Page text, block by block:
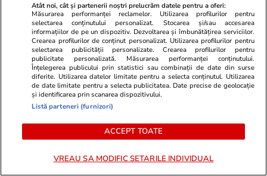
Andreea Ibacka a izbucnit în
plâns! Ce a emoționat-o până la
lacrimi pe vedetă: „Nu-mi mai e
rușine să fiu vulnerabilă”
Zodia care
lacrimi
acest nativ
POLITIC
Exclusiv
Ilie Bolojan a vorbit într-o sală
aproape goală după ședința de
Atât noi, cât și partenerii noștri prelucrăm datele pentru a oferi:
Măsurarea performanței reclamelor. Utilizarea profilurilor pentru
selectarea conținutului personalizat. Stocarea și/sau accesarea
informațiilor de pe un dispozitiv. Dezvoltarea și îmbunătățirea serviciilor.
Crearea profilurilor de conținut personalizat. Utilizarea profilurilor pentru
selectarea publicității personalizate. Crearea profilurilor pentru
publicitate personalizată. Măsurarea performanței conținutului.
Înțelegerea publicului prin statistici sau combinații de date din surse
diferite. Utilizarea datelor limitate pentru a selecta conținutul. Utilizarea
de date limitate pentru a selecta publicitatea. Date precise de geolocație
și identificarea prin scanarea dispozitivului.
Listă parteneri (furnizori)
ACCEPT TOATE
VREAU SA MODIFIC SETARILE INDIVIDUAL